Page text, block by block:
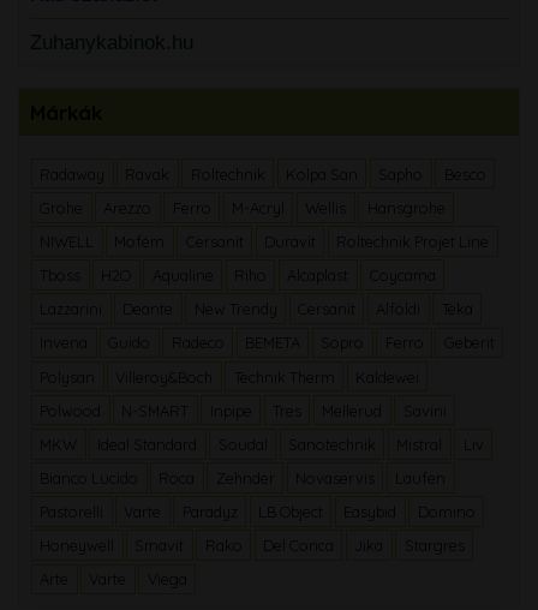
Zuhanykabinok.hu
Roltechnik Kolpa San
Besco
Grohe
Arezzo Ferro M-Acryl Wellis
Hansgrohe
Mofém Cersanit Duravit
Roltechnik Projet Line
Tboss
H2O Aqualine Alcaplast
Deante New Trendy Cersanit Alföldi
Teka
Invena
Radeco BEMETA Ferro
Geberit
Villeroy&Boch Technik Therm
Kaldewei
N-SMART Inpipe Tres Mellerud
MKW
Ideal Standard Sanotechnik Mistral
Bianco Lucido
Zehnder Novaservis
Laufen
Pastorelli
Varte LB Object
Honeywell
Smavit Del Conca
Stargres
Arte
Varte Viega